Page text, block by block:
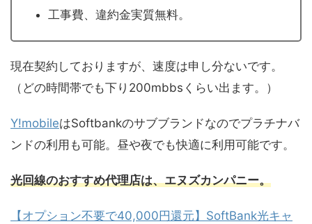
工事費、違約金実質無料。
現在契約しておりますが、速度は申し分ないです。
（どの時間帯でも下り200mbbsくらい出ます。）
Y!mobileはSoftbankのサブブランドなのでプラチナバ
ンドの利用も可能。昼や夜でも快適に利用可能です。
光回線のおすすめ代理店は、エヌズカンパニー。
【オプション不要で40,000円還元】SoftBank光キャ